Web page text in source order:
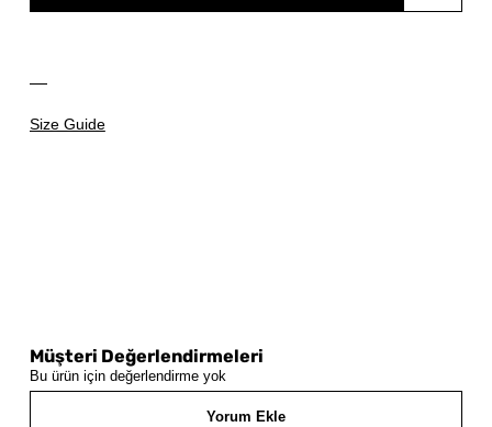
Size Guide
Müşteri Değerlendirmeleri
Bu ürün için değerlendirme yok
Yorum Ekle